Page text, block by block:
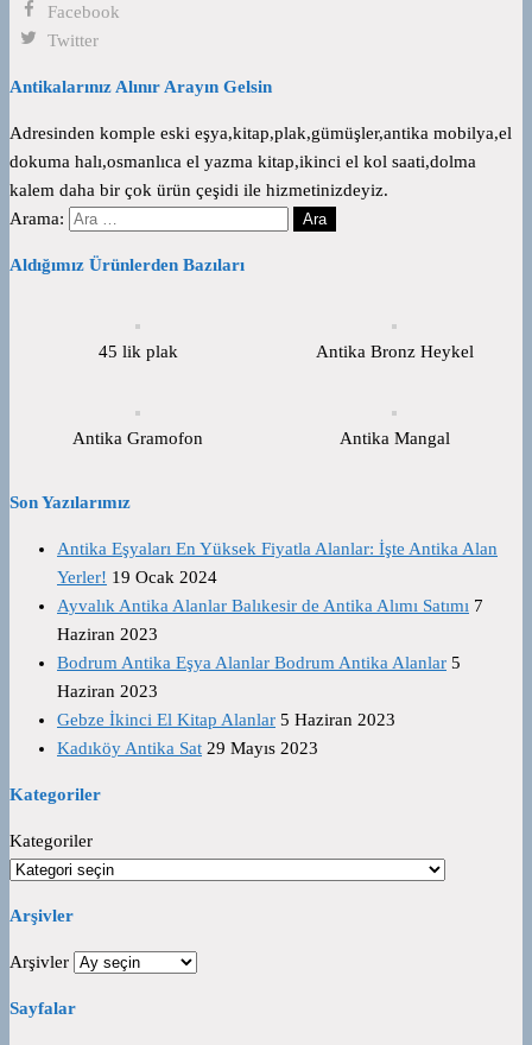
Facebook
Twitter
Antikalarınız Alınır Arayın Gelsin
Adresinden komple eski eşya,kitap,plak,gümüşler,antika mobilya,el
dokuma halı,osmanlıca el yazma kitap,ikinci el kol saati,dolma
kalem daha bir çok ürün çeşidi ile hizmetinizdeyiz.
Arama:
Aldığımız Ürünlerden Bazıları
45 lik plak Antika Bronz Heykel
Antika Gramofon Antika Mangal
Son Yazılarımız
Antika Eşyaları En Yüksek Fiyatla Alanlar: İşte Antika Alan
Yerler! 19 Ocak 2024
Ayvalık Antika Alanlar Balıkesir de Antika Alımı Satımı 7
Haziran 2023
Bodrum Antika Eşya Alanlar Bodrum Antika Alanlar 5
Haziran 2023
Gebze İkinci El Kitap Alanlar 5 Haziran 2023
Kadıköy Antika Sat 29 Mayıs 2023
Kategoriler
Kategoriler
Arşivler
Arşivler
Sayfalar